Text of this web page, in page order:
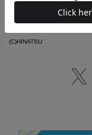
と、スケジュール帳
(C)HINATSU